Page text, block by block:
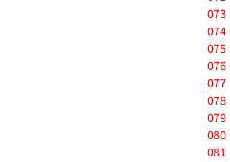
073
074
075
076
077
078
079
080
081